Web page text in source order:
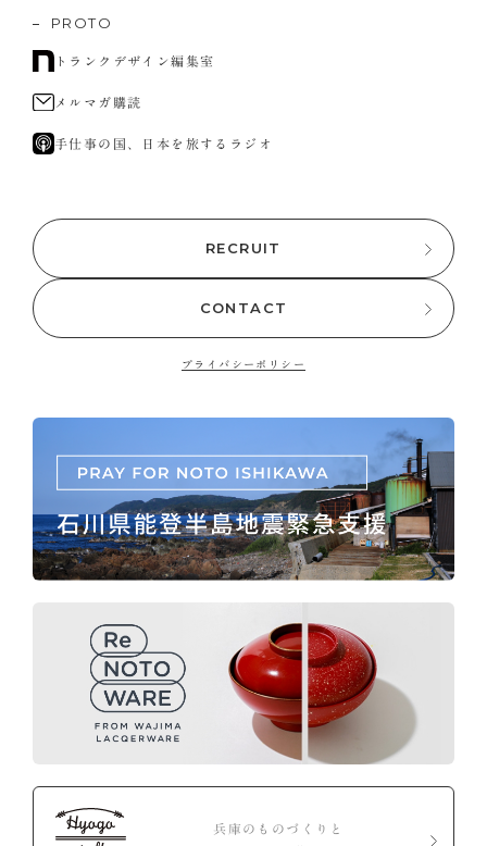
PROTO
トランクデザイン編集室
メルマガ購読
手仕事の国、日本を旅するラジオ
RECRUIT
CONTACT
プライバシーポリシー
兵庫のものづくりと